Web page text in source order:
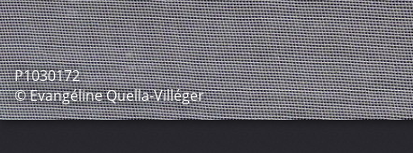
P1030172
© Evangéline Quella-Villéger